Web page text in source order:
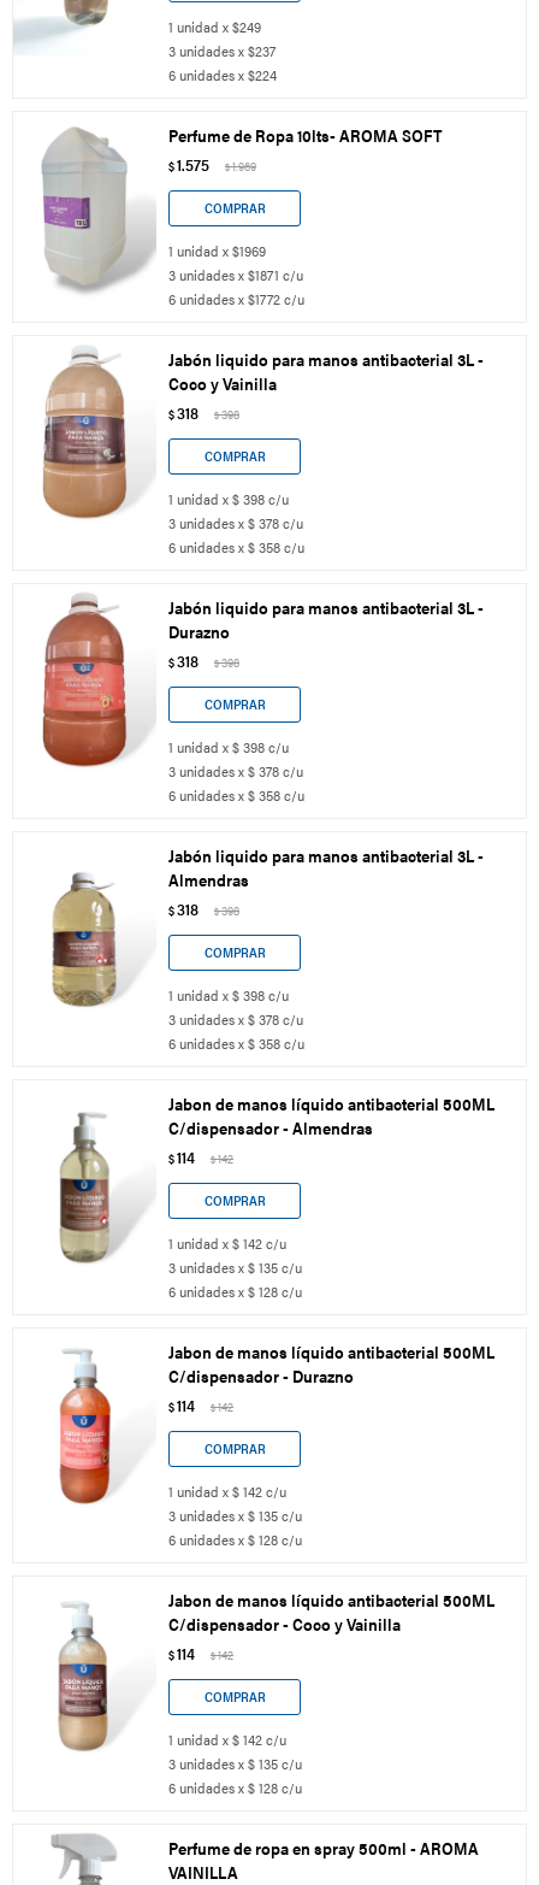
1 unidad x $249
3 unidades x $237
6 unidades x $224
Perfume de Ropa 10lts- AROMA SOFT
$1.575 $1.969
1 unidad x $1969
3 unidades x $1871 c/u
6 unidades x $1772 c/u
Jabón liquido para manos antibacterial 3L -
Coco y Vainilla
$318 $398
1 unidad x $ 398 c/u
3 unidades x $ 378 c/u
6 unidades x $ 358 c/u
Jabón liquido para manos antibacterial 3L -
Durazno
$318 $398
1 unidad x $ 398 c/u
3 unidades x $ 378 c/u
6 unidades x $ 358 c/u
Jabón liquido para manos antibacterial 3L -
Almendras
$318 $398
1 unidad x $ 398 c/u
3 unidades x $ 378 c/u
6 unidades x $ 358 c/u
Jabon de manos líquido antibacterial 500ML
C/dispensador - Almendras
$114 $142
1 unidad x $ 142 c/u
3 unidades x $ 135 c/u
6 unidades x $ 128 c/u
Jabon de manos líquido antibacterial 500ML
C/dispensador - Durazno
$114 $142
1 unidad x $ 142 c/u
3 unidades x $ 135 c/u
6 unidades x $ 128 c/u
Jabon de manos líquido antibacterial 500ML
C/dispensador - Coco y Vainilla
$114 $142
1 unidad x $ 142 c/u
3 unidades x $ 135 c/u
6 unidades x $ 128 c/u
Perfume de ropa en spray 500ml - AROMA
VAINILLA